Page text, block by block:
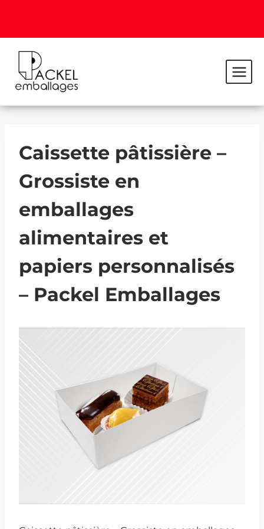
Caissette pâtissière –
Grossiste en
emballages
alimentaires et
papiers personnalisés
– Packel Emballages